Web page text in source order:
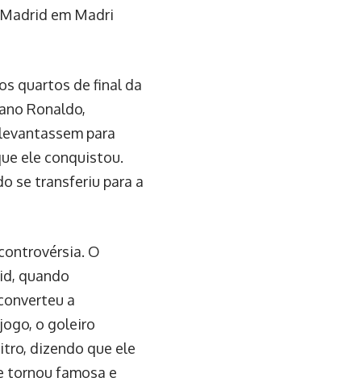
em Madri
quartos de final da
Ronaldo,
para
ele conquistou.
se transferiu para a
O
quando
a
o goleiro
dizendo que ele
tornou famosa e